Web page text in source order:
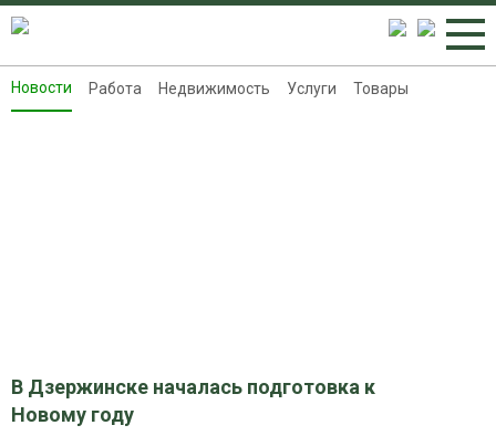
Новости
Новости Работа Недвижимость Услуги Товары
В Дзержинске началась подготовка к
Новому году